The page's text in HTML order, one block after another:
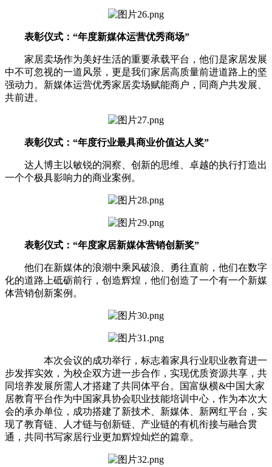
表彰仪式：“年度新媒体运营优秀商场”
家居卖场作为美好生活的重要承载平台，他们是家居发展
中不可忽视的一道风景，更是我们家居高质量前进道路上的坚
强动力。新媒体运营优秀家居卖场赋能商户，同商户共发展、
共前进。
表彰仪式：“年度行业最具商业价值达人奖”
达人博主以敏锐的洞察、创新的思维、卓越的执行打造出
一个个极具影响力的商业案例。
表彰仪式：“年度家居新媒体营销创新奖”
他们在新媒体的浪潮中乘风破浪、勇往直前，他们在数字
化的道路上砥砺前行，创造辉煌，他们创造了一个有一个新媒
体营销创新案例。
本次会议的成功举行，标志着家具行业职业教育进一
步发挥实效，为校企双方进一步合作，实现优质资源共享，共
同培养发展所需人才搭建了共同体平台。国富纵横&中国大家
居教育平台作为中国家具协会职业技能培训中心，作为本次大
会的承办单位，成功搭建了新技术、新媒体、新网红平台，实
现了教育链、人才链与创新链、产业链的有机衔接与融合贯
通，共同书写家居行业更加辉煌灿烂的篇章。